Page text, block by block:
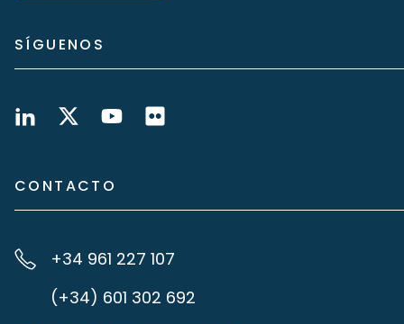
SÍGUENOS
CONTACTO
+34 961 227 107
(+34) 601 302 692